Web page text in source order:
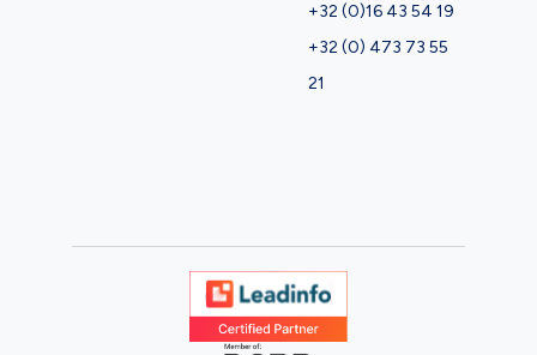
+32 (0)16 43 54 19
+32 (0) 473 73 55
21